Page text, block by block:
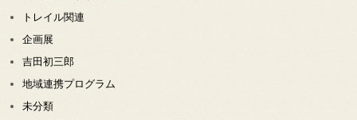
トレイル関連
企画展
吉田初三郎
地域連携プログラム
未分類